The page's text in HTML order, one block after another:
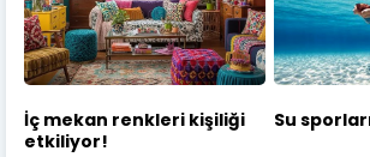
İç mekan renkleri kişiliği
etkiliyor!
Su